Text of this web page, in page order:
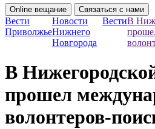
Online вещание Связаться с нами
Вести
Приволжье
Новости
Нижнего
Новгорода
ВестиВ
В
прошел
волонтеров-